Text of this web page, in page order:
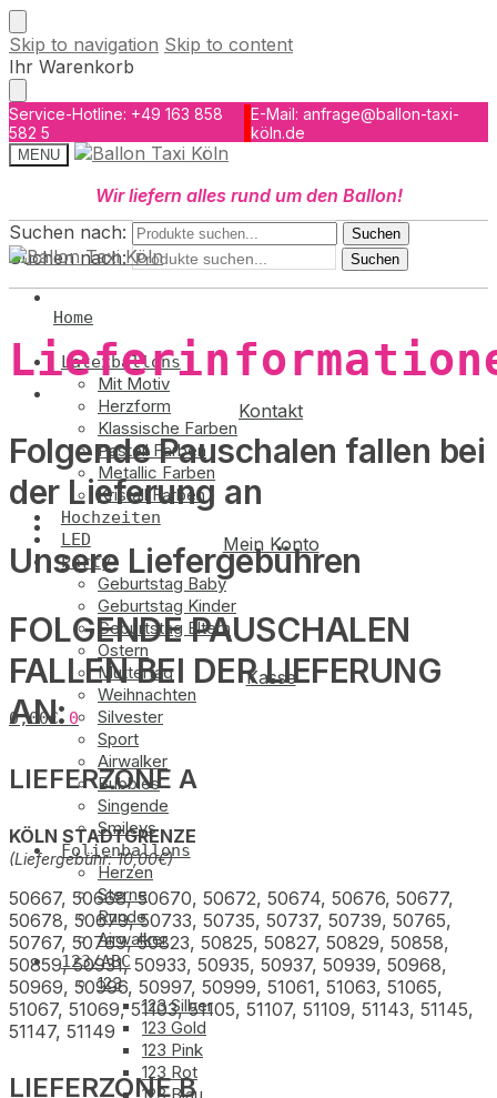
Skip to navigation Skip to content
Ihr Warenkorb
Service-Hotline: +49 163 858
582 5
E-Mail: anfrage@ballon-taxi-
köln.de
MENU
Wir liefern alles rund um den Ballon!
Suchen nach: Suchen
Kontakt
Mein Konto
Kasse
0,00€ 0
Suchen nach: Suchen
Home
Latexballons
Mit Motiv
Herzform
Klassische Farben
Pastell Farben
Metallic Farben
Kristall Farben
Hochzeiten
LED
Party
Geburtstag Baby
Geburtstag Kinder
Geburtstag Eltern
Ostern
Muttertag
Weihnachten
Silvester
Sport
Airwalker
Bubbles
Singende
Smileys
Folienballons
Herzen
Sterne
Runde
Airwalker
123/ABC
123
123 Silber
123 Gold
123 Pink
123 Rot
Folgende Pauschalen fallen bei
der Lieferung an
Unsere Liefergebühren
FOLGENDE PAUSCHALEN
FALLEN BEI DER LIEFERUNG
AN:
LIEFERZONE A
KÖLN STADTGRENZE
(Liefergebühr: 10,00€)
50667, 50668, 50670, 50672, 50674, 50676, 50677,
50678, 50679, 50733, 50735, 50737, 50739, 50765,
50767, 50769, 50823, 50825, 50827, 50829, 50858,
50859, 50931, 50933, 50935, 50937, 50939, 50968,
50969, 50996, 50997, 50999, 51061, 51063, 51065,
51067, 51069, 51103, 51105, 51107, 51109, 51143, 51145,
51147, 51149
LIEFERZONE B